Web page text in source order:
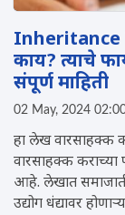
Inheritance
काय? त्याचे
संपूर्ण माहिती
02 May, 2024
हा लेख वारसाहक्क
वारसाहक्क कराच्या
आहे. लेखात
उद्योग धंद्यावर